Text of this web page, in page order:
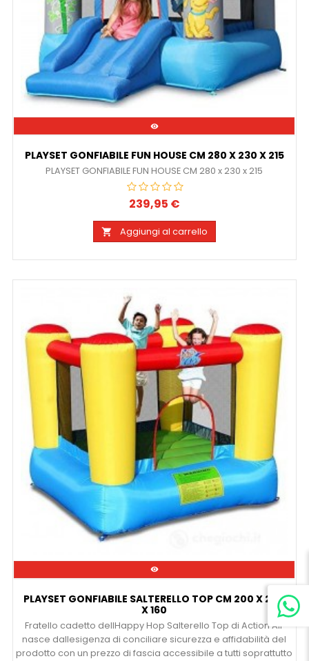

PLAYSET GONFIABILE FUN HOUSE CM 280 X 230 X 215
PLAYSET GONFIABILE FUN HOUSE CM 280 x 230 x 215
Prezzo
239,95 €
 Aggiungi al carrello

PLAYSET GONFIABILE SALTERELLO TOP CM 200 X 200
X 160
Fratello cadetto dellHappy Hop Salterello Top di Action Air
nasce dallesigenza di conciliare sicurezza e affidabilità del
prodotto con un prezzo di fascia accessibile a tutti soprattutto